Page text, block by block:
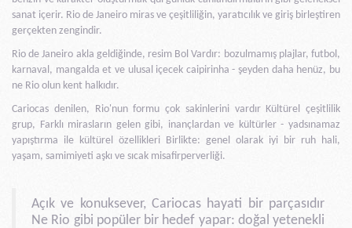
sanat içerir. Rio de Janeiro miras ve çeşitliliğin, yaratıcılık ve giriş birleştiren
gerçekten zengindir.
Rio de Janeiro akla geldiğinde, resim Bol Vardır: bozulmamış plajlar, futbol,
karnaval, mangalda et ve ulusal içecek caipirinha - şeyden daha henüz, bu
ne Rio olun kent halkıdır.
Cariocas denilen, Rio'nun formu çok sakinlerini vardır Kültürel çeşitlilik
grup, Farklı mirasların gelen gibi, inançlardan ve kültürler - yadsınamaz
yapıştırma ile kültürel özellikleri Birlikte: genel olarak iyi bir ruh hali,
yaşam, samimiyeti aşkı ve sıcak misafirperverliği.
Açık ve konuksever, Cariocas hayati bir parçasıdır
Ne Rio gibi popüler bir hedef yapar: doğal yetenekli